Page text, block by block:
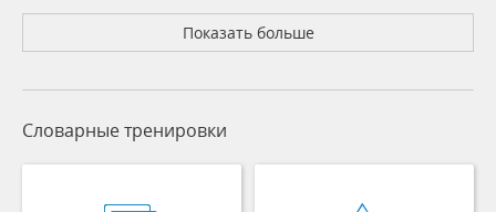
Показать больше
Словарные тренировки